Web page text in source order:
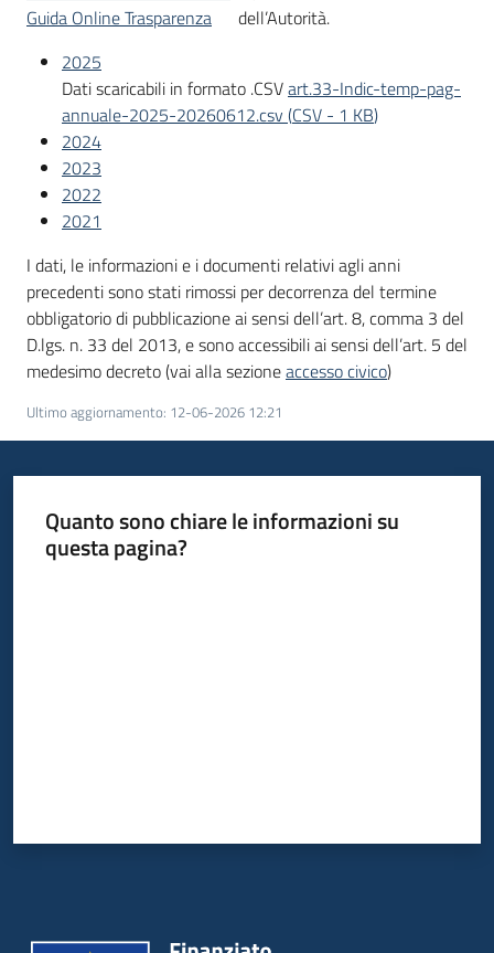
Guida Online Trasparenza
dell’Autorità.
2025
Dati scaricabili in formato .CSVart.33-Indic-temp-pag-
annuale-2025-20260612.csv (CSV - 1 KB)
2024
2023
2022
2021
I dati, le informazioni e i documenti relativi agli anni
precedenti sono stati rimossi per decorrenza del termine
obbligatorio di pubblicazione ai sensi dell’art. 8, comma 3 del
D.lgs. n. 33 del 2013, e sono accessibili ai sensi dell’art. 5 del
medesimo decreto (vai alla sezioneaccesso civico)
Ultimo aggiornamento: 12-06-2026 12:21
Quanto sono chiare le informazioni su
questa pagina?